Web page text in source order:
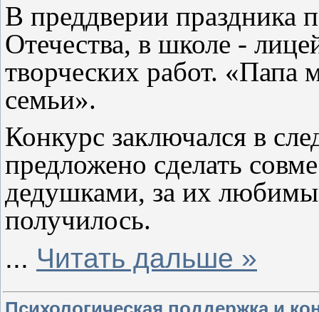
В преддверии
Отечества, в школе -
творческих работ.
семьи».
Конкурс заключался в
предложено сделать
дедушками, за их
получилось.
... Читать дальше »